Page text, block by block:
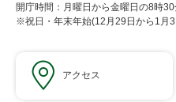
開庁時間：月曜日から金曜日の8時
※祝日・年末年始(12月29日から1月3
アクセス